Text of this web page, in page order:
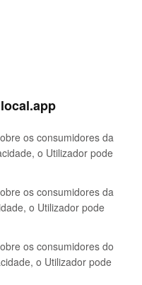
os consumidores da
o Utilizador pode
os consumidores da
o Utilizador pode
os consumidores do
o Utilizador pode